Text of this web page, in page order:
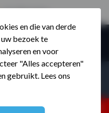
en die van derde
bezoek te
en voor
"Alles accepteren"
gebruikt. Lees ons
Gebruik code: